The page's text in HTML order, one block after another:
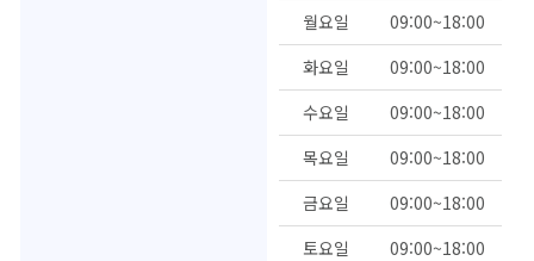
월요일
09:00~18:00
화요일
09:00~18:00
수요일
09:00~18:00
목요일
09:00~18:00
금요일
09:00~18:00
토요일
09:00~18:00